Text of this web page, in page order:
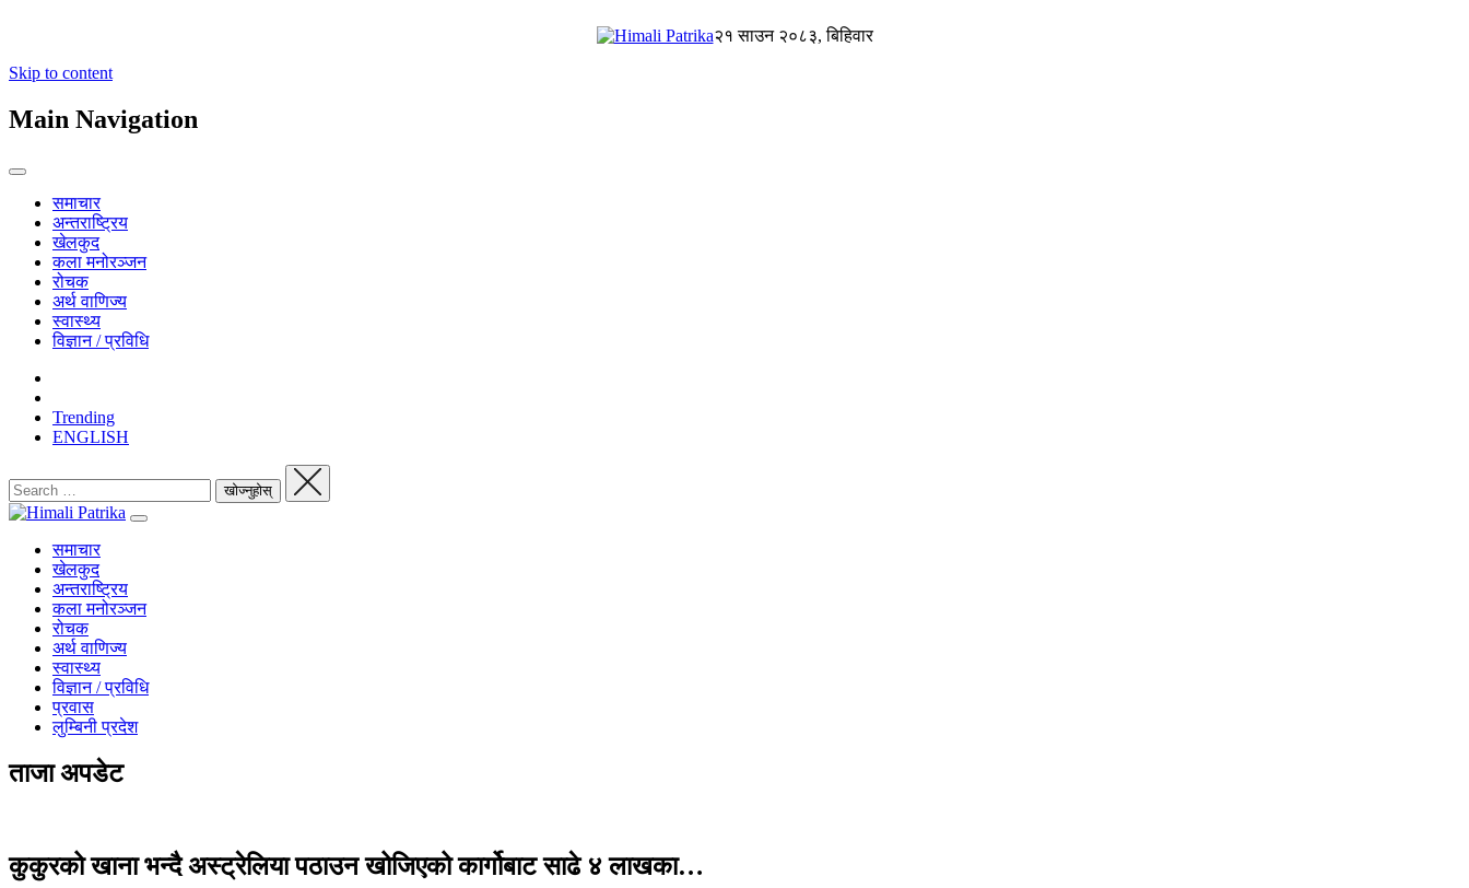
२१ साउन २०८३, बिहिवार
Skip to content
Main Navigation
समाचार
अन्तराष्ट्रिय
खेलकुद
कला मनोरञ्जन
रोचक
अर्थ वाणिज्य
स्वास्थ्य
विज्ञान / प्रविधि
Trending
ENGLISH
समाचार
खेलकुद
अन्तराष्ट्रिय
कला मनोरञ्जन
रोचक
अर्थ वाणिज्य
स्वास्थ्य
विज्ञान / प्रविधि
प्रवास
लुम्बिनी प्रदेश
ताजा अपडेट
कुकुरको खाना भन्दै अस्ट्रेलिया पठाउन खोजिएको कार्गोबाट साढे ४ लाखका…